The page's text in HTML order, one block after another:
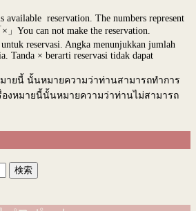
reservation. The numbers represent
」You can not make the reservation.
reservasi. Angka menunjukkan jumlah
Tanda × berarti reservasi tidak dapat
มายนี้ นั้นหมายความว่าท่านสามารถทำการ
องหมายนี้นั้นหมายความว่าท่านไม่สามารถ